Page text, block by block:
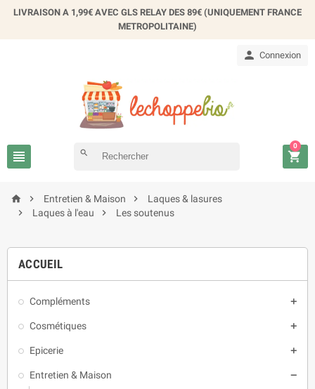
LIVRAISON A 1,99€ AVEC GLS RELAY DES 89€ (UNIQUEMENT FRANCE
METROPOLITAINE)
 Connexion
 search 
0
  Entretien & Maison 
Laques & lasures

Laques à l'eau  Les soutenus
ACCUEIL
Compléments 
Cosmétiques 
Epicerie 
Entretien & Maison 